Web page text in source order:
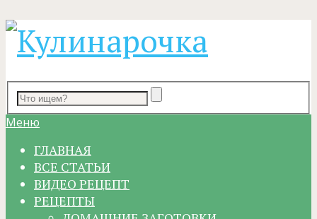
Меню
ГЛАВНАЯ
ВСЕ СТАТЬИ
ВИДЕО РЕЦЕПТ
РЕЦЕПТЫ